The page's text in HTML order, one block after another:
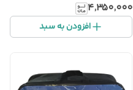
۴٬۳۵۰٬۰۰۰
افزودن به سبد